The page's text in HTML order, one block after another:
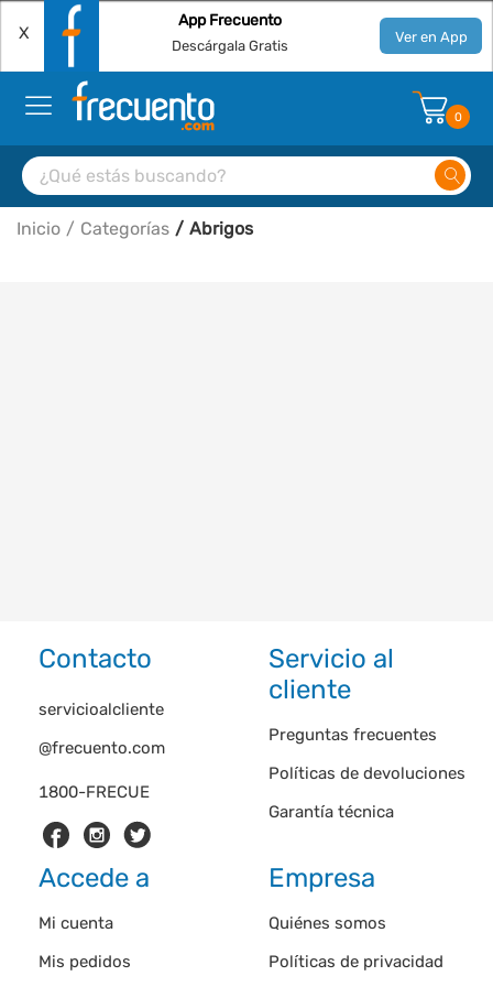
X
App Frecuento
Descárgala Gratis Ver en App
0
Inicio Categorías Abrigos
Contacto
1800-FRECUE
servicioalcliente
@frecuento.com
Servicio al
cliente
Preguntas frecuentes
Políticas de devoluciones
Garantía técnica
Accede a
Mi cuenta
Mis pedidos
Empresa
Quiénes somos
Políticas de privacidad